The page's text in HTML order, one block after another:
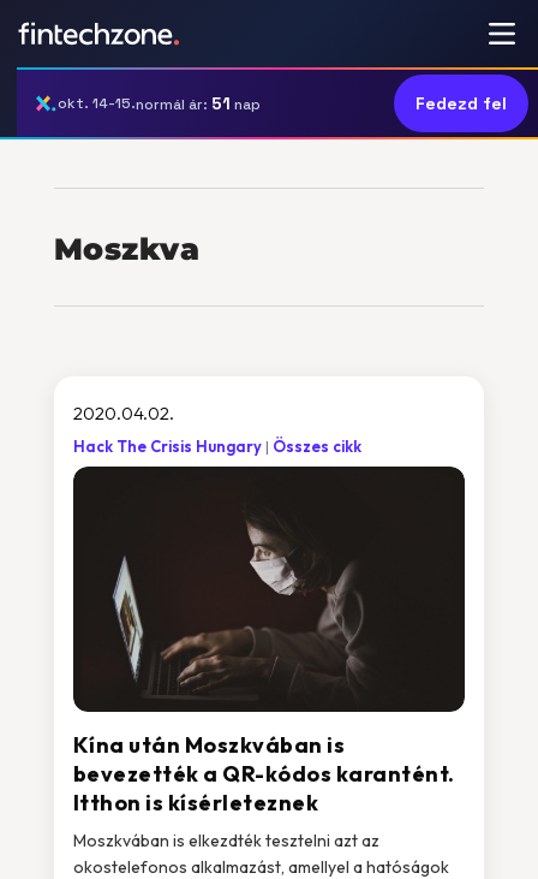
okt. 14-15.normál ár: 51 nap Fedezd fel
Moszkva
Kína után Moszkvában is
bevezették a QR-kódos karantént.
Itthon is kísérleteznek
2020.04.02.
Hack The Crisis Hungary Összes cikk
Moszkvában is elkezdték tesztelni azt az
okostelefonos alkalmazást, amellyel a hatóságok